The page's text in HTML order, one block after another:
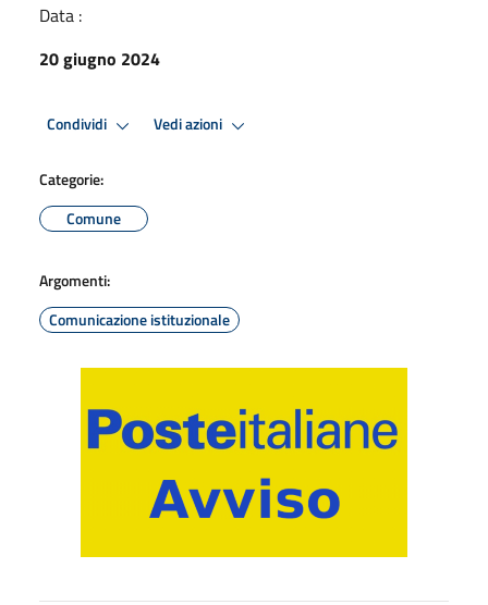
Data :
20 giugno 2024
Condividi Vedi azioni
Categorie:
Comune
Argomenti:
Comunicazione istituzionale